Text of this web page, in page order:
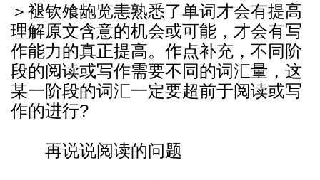
＞褪钦飧龅览恚熟悉了单词才会有提高
理解原文含意的机会或可能，才会有写
作能力的真正提高。作点补充，不同阶
段的阅读或写作需要不同的词汇量，这
某一阶段的词汇一定要超前于阅读或写
作的进行?
再说说阅读的问题